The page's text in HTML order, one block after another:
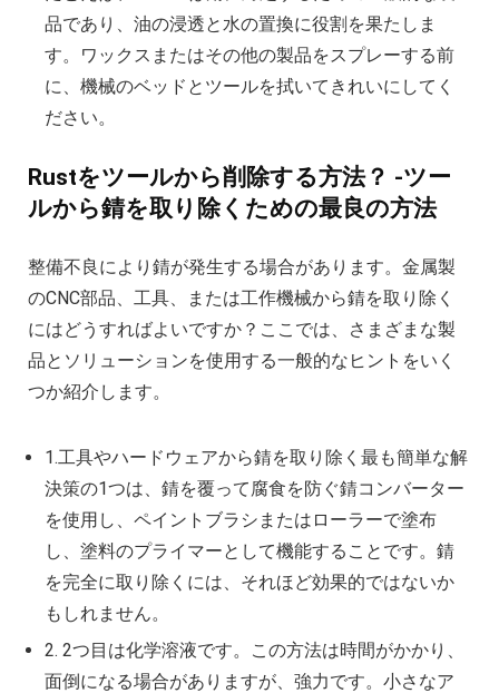
品であり、油の浸透と水の置換に役割を果たしま
す。ワックスまたはその他の製品をスプレーする前
に、機械のベッドとツールを拭いてきれいにしてく
ださい。
Rustをツールから削除する方法？ -ツー
ルから錆を取り除くための最良の方法
整備不良により錆が発生する場合があります。金属製
のCNC部品、工具、または工作機械から錆を取り除く
にはどうすればよいですか？ここでは、さまざまな製
品とソリューションを使用する一般的なヒントをいく
つか紹介します。
1.工具やハードウェアから錆を取り除く最も簡単な解
決策の1つは、錆を覆って腐食を防ぐ錆コンバーター
を使用し、ペイントブラシまたはローラーで塗布
し、塗料のプライマーとして機能することです。錆
を完全に取り除くには、それほど効果的ではないか
もしれません。
2. 2つ目は化学溶液です。この方法は時間がかかり、
面倒になる場合がありますが、強力です。小さなア